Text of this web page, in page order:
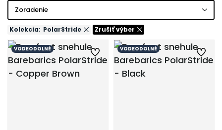
Zoradenie
Kolekcia: PolarStride Zrušiť výber
VODEODOLNÉ VODEODOLNÉ